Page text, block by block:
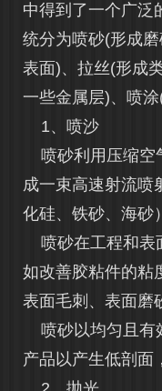
中得到了一个广泛
统分为喷砂(形成
表面)、拉丝(形成
一些金属层)、喷涂
1、喷沙
喷砂利用压缩空
成一束高速射流喷
化硅、铁砂、海砂
喷砂在工程和表
如改善胶粘件的粘
表面毛刺、表面磨
喷砂以均匀且有
产品以产生低剖面